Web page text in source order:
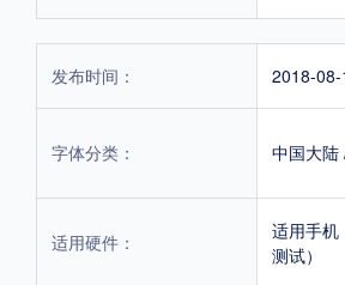
发布时间： 2018-
字体分类： 中国大陆
适用硬件：
适用手机
测试）